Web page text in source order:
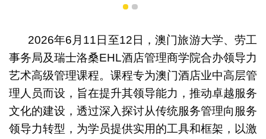
1 2
2026年6月11日至12日，澳门旅游大学、劳工
事务局及瑞士洛桑EHL酒店管理商学院合办领导力
艺术高级管理课程。课程专为澳门酒店业中高层管
理人员而设，旨在提升其领导能力，推动卓越服务
文化的建设，透过深入探讨从传统服务管理向服务
领导力转型，为学员提供实用的工具和框架，以激